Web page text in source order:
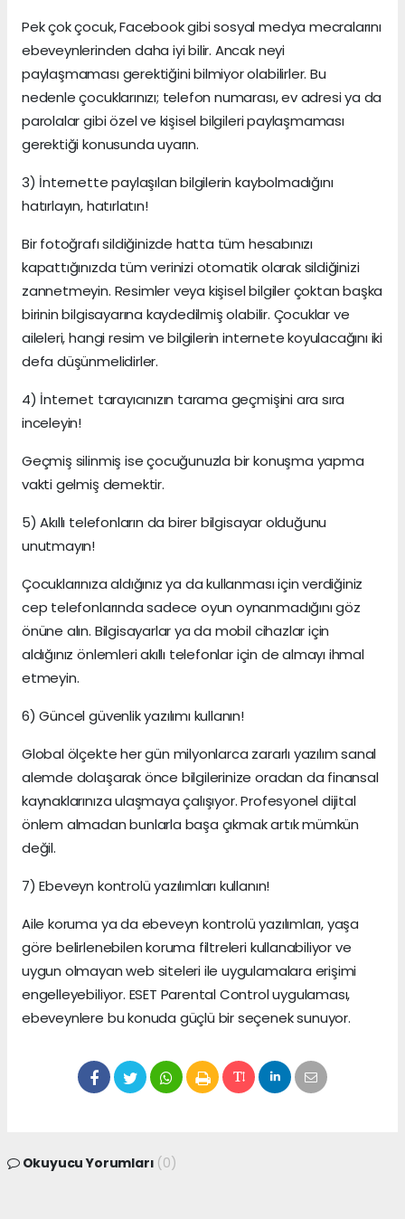
Pek çok çocuk, Facebook gibi sosyal medya mecralarını
ebeveynlerinden daha iyi bilir. Ancak neyi
paylaşmaması gerektiğini bilmiyor olabilirler. Bu
nedenle çocuklarınızı; telefon numarası, ev adresi ya da
parolalar gibi özel ve kişisel bilgileri paylaşmaması
gerektiği konusunda uyarın.
3) İnternette paylaşılan bilgilerin kaybolmadığını
hatırlayın, hatırlatın!
Bir fotoğrafı sildiğinizde hatta tüm hesabınızı
kapattığınızda tüm verinizi otomatik olarak sildiğinizi
zannetmeyin. Resimler veya kişisel bilgiler çoktan başka
birinin bilgisayarına kaydedilmiş olabilir. Çocuklar ve
aileleri, hangi resim ve bilgilerin internete koyulacağını iki
defa düşünmelidirler.
4) İnternet tarayıcınızın tarama geçmişini ara sıra
inceleyin!
Geçmiş silinmiş ise çocuğunuzla bir konuşma yapma
vakti gelmiş demektir.
5) Akıllı telefonların da birer bilgisayar olduğunu
unutmayın!
Çocuklarınıza aldığınız ya da kullanması için verdiğiniz
cep telefonlarında sadece oyun oynanmadığını göz
önüne alın. Bilgisayarlar ya da mobil cihazlar için
aldığınız önlemleri akıllı telefonlar için de almayı ihmal
etmeyin.
6) Güncel güvenlik yazılımı kullanın!
Global ölçekte her gün milyonlarca zararlı yazılım sanal
alemde dolaşarak önce bilgilerinize oradan da finansal
kaynaklarınıza ulaşmaya çalışıyor. Profesyonel dijital
önlem almadan bunlarla başa çıkmak artık mümkün
değil.
7) Ebeveyn kontrolü yazılımları kullanın!
Aile koruma ya da ebeveyn kontrolü yazılımları, yaşa
göre belirlenebilen koruma filtreleri kullanabiliyor ve
uygun olmayan web siteleri ile uygulamalara erişimi
engelleyebiliyor. ESET Parental Control uygulaması,
ebeveynlere bu konuda güçlü bir seçenek sunuyor.
Okuyucu Yorumları (0)